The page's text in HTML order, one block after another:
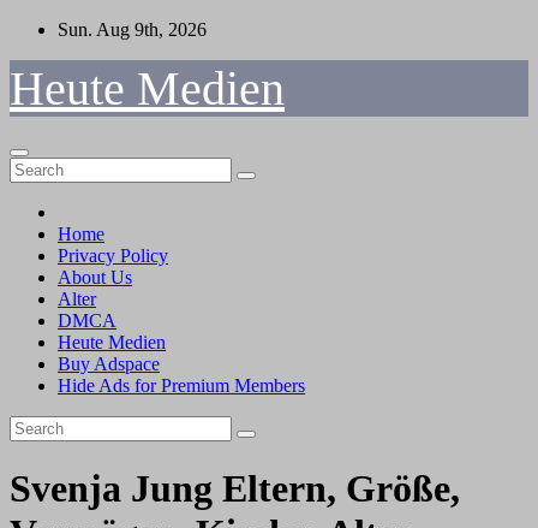
Skip
content
Sun. Aug 9th, 2026
Heute Medien
Home
Privacy Policy
About Us
Alter
DMCA
Heute Medien
Buy Adspace
Hide Ads for Premium Members
Svenja Jung Eltern, Größe,